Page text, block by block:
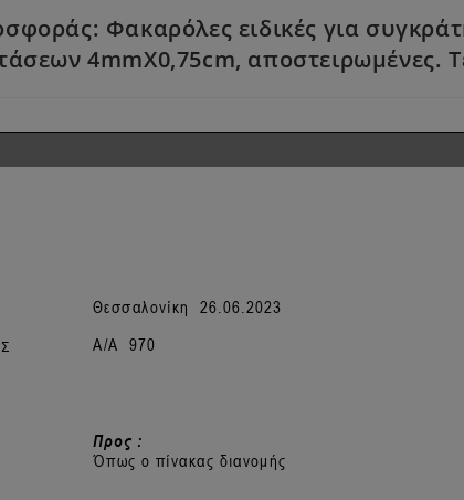
Φακαρόλες ειδικές για
4mmX0,75cm, αποστειρωμένες.